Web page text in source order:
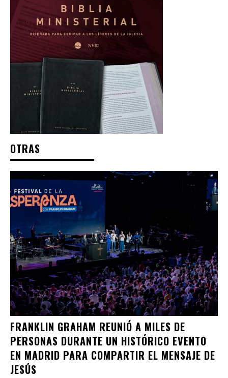
OTRAS
FRANKLIN GRAHAM REUNIÓ A MILES DE
PERSONAS DURANTE UN HISTÓRICO EVENTO
EN MADRID PARA COMPARTIR EL MENSAJE DE
JESÚS